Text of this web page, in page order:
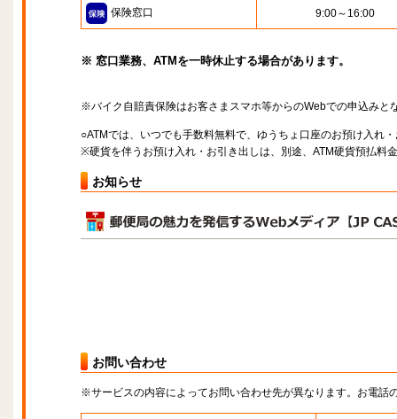
保険窓口 9:00～16:00
※ 窓口業務、ATMを一時休止する場合があります。
※バイク自賠責保険はお客さまスマホ等からのWebでの申込みと
○ATMでは、いつでも手数料無料で、ゆうちょ口座のお預け入れ
※硬貨を伴うお預け入れ・お引き出しは、別途、ATM硬貨預払料
お知らせ
お問い合わせ
※サービスの内容によってお問い合わせ先が異なります。お電話